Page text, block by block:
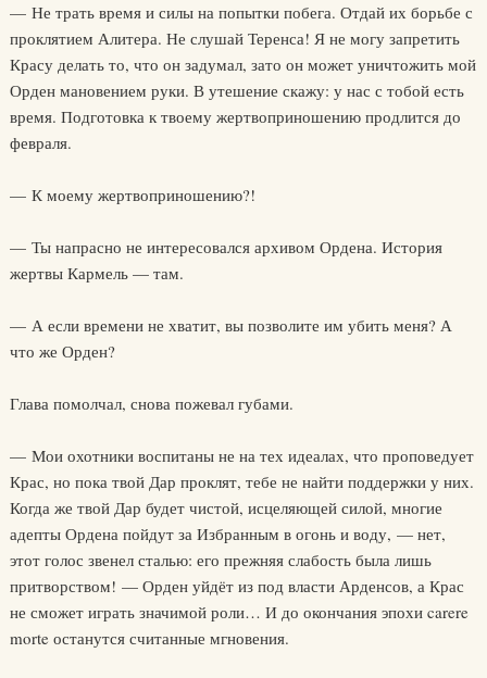
— Не трать время и силы на попытки побега. Отдай их борьбе с
проклятием Алитера. Не слушай Теренса! Я не могу запретить
Красу делать то, что он задумал, зато он может уничтожить мой
Орден мановением руки. В утешение скажу: у нас с тобой есть
время. Подготовка к твоему жертвоприношению продлится до
февраля.
— К моему жертвоприношению?!
— Ты напрасно не интересовался архивом Ордена. История
жертвы Кармель — там.
— А если времени не хватит, вы позволите им убить меня? А
что же Орден?
Глава помолчал, снова пожевал губами.
— Мои охотники воспитаны не на тех идеалах, что проповедует
Крас, но пока твой Дар проклят, тебе не найти поддержки у них.
Когда же твой Дар будет чистой, исцеляющей силой, многие
адепты Ордена пойдут за Избранным в огонь и воду, — нет,
этот голос звенел сталью: его прежняя слабость была лишь
притворством! — Орден уйдёт из под власти Арденсов, а Крас
не сможет играть значимой роли… И до окончания эпохи carere
morte останутся считанные мгновения.